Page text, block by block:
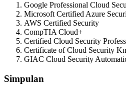
Google Professional Cloud
Microsoft Certified Azure
AWS Certified Security
CompTIA Cloud+
Certified Cloud Security
Certificate of Cloud Security
GIAC Cloud Security
Simpulan